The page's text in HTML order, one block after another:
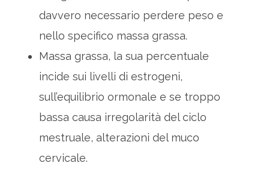
davvero necessario perdere peso e
nello specifico massa grassa.
Massa grassa, la sua percentuale
incide sui livelli di estrogeni,
sull’equilibrio ormonale e se troppo
bassa causa irregolarità del ciclo
mestruale, alterazioni del muco
cervicale.